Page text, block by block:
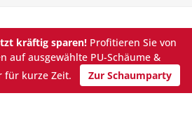
kräftig sparen!Profitieren Sie von
auf ausgewählte PU-Schäume &
für kurze Zeit.
Zur Schaumparty